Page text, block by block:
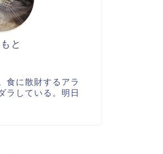
と
食に散財するアラ
ラしている。明日